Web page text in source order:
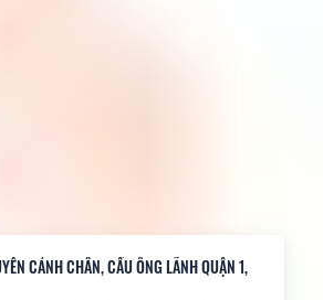
CẢNH CHÂN, CẦU ÔNG LÃNH QUẬN 1,